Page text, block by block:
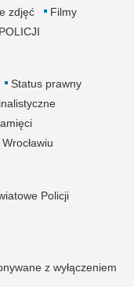
zdjęć
Filmy
Status prawny
Policji
z wyłączeniem